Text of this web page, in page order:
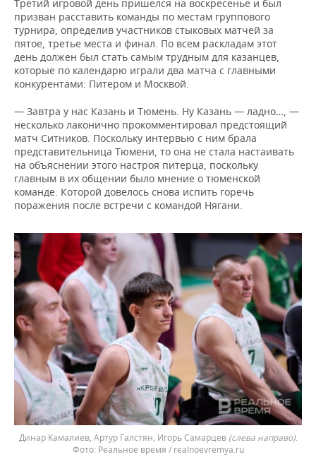
Третий игровой день пришелся на воскресенье и был
призван расставить команды по местам группового
турнира, определив участников стыковых матчей за
пятое, третье места и финал. По всем раскладам этот
день должен был стать самым трудным для казанцев,
которые по календарю играли два матча с главными
конкурентами: Питером и Москвой.
— Завтра у нас Казань и Тюмень. Ну Казань — ладно…, —
несколько лаконично прокомментировал предстоящий
матч Ситников. Поскольку интервью с ним брала
представительница Тюмени, то она не стала настаивать
на объяснении этого настроя питерца, поскольку
главным в их общении было мнение о тюменской
команде. Которой довелось снова испить горечь
поражения после встречи с командой Нягани.
Динар Камалиев, Артур Галстян, Игорь Самарцев (слева направо).
Реальное время / realnoevremya.ru